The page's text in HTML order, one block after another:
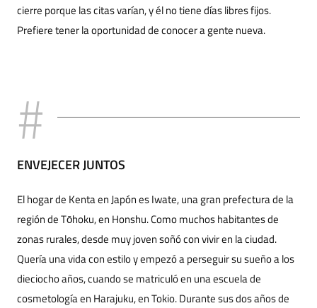
cierre porque las citas varían, y él no tiene días libres fijos.
Prefiere tener la oportunidad de conocer a gente nueva.
ENVEJECER JUNTOS
El hogar de Kenta en Japón es Iwate, una gran prefectura de la
región de Tōhoku, en Honshu. Como muchos habitantes de
zonas rurales, desde muy joven soñó con vivir en la ciudad.
Quería una vida con estilo y empezó a perseguir su sueño a los
dieciocho años, cuando se matriculó en una escuela de
cosmetología en Harajuku, en Tokio. Durante sus dos años de